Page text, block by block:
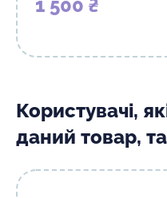
1 500 ₴
Користувачі,
даний товар,